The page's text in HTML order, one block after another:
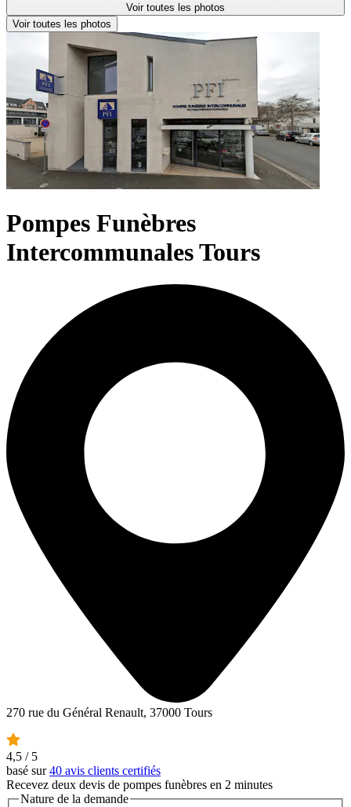
Voir toutes les photos
Voir toutes les photos
Pompes Funèbres
Intercommunales Tours
270 rue du Général Renault, 37000 Tours
4,5 / 5
basé sur40 avis clients certifiés
Recevez deux devis de pompes funèbres en 2 minutes
Nature de la demande